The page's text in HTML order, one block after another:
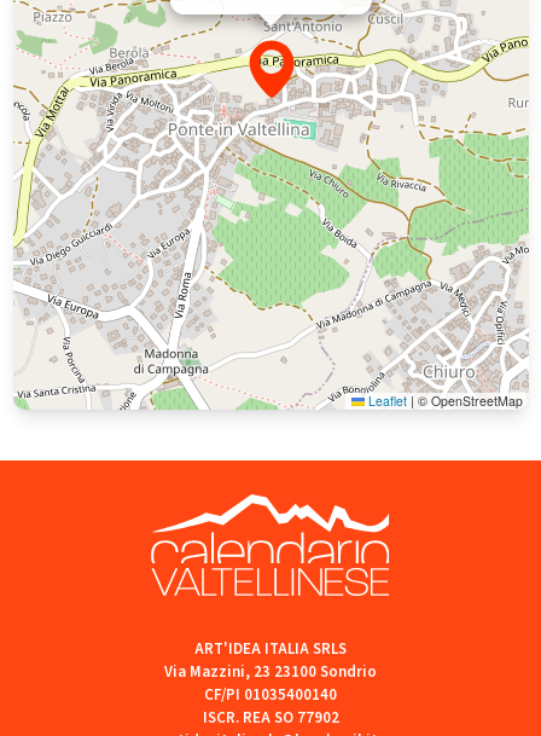
Leaflet | © OpenStreetMap
ART'IDEA ITALIA SRLS
Via Mazzini, 23 23100 Sondrio
CF/PI 01035400140
ISCR. REA SO 77902